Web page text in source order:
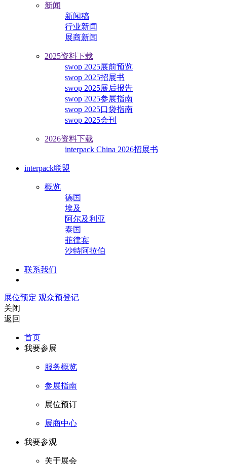
新闻
新闻稿
行业新闻
展商新闻
2025资料下载
swop 2025展前预览
swop 2025招展书
swop 2025展后报告
swop 2025参展指南
swop 2025口袋指南
swop 2025会刊
2026资料下载
interpack China 2026招展书
interpack联盟
概览
德国
埃及
阿尔及利亚
泰国
菲律宾
沙特阿拉伯
联系我们
展位预定 观众预登记
关闭
返回
首页
我要参展
服务概览
参展指南
展位预订
展商中心
我要参观
关于展会